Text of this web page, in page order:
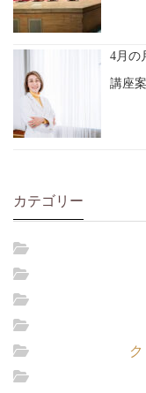
4月の
講座
カテゴリー